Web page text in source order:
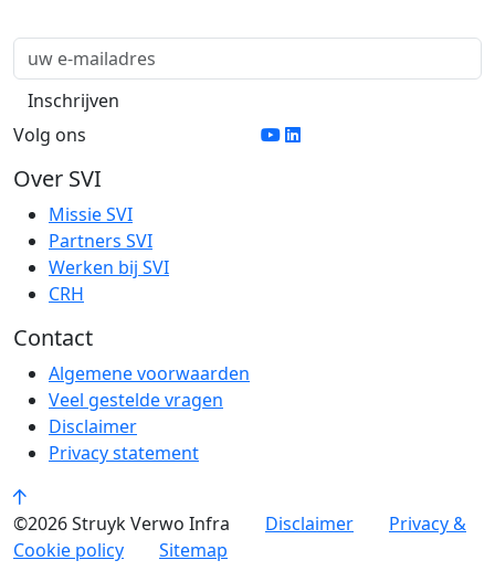
Volg ons
Over SVI
Missie SVI
Partners SVI
Werken bij SVI
CRH
Contact
Algemene voorwaarden
Veel gestelde vragen
Disclaimer
Privacy statement
©2026 Struyk Verwo Infra Disclaimer
Privacy &
Cookie policy
Sitemap